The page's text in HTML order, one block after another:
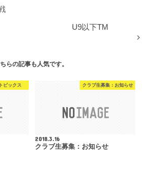
U9以下TM
らの記事も人気です。
トピックス クラブ生募集：お知らせ
2018.3.16
クラブ生募集：お知らせ